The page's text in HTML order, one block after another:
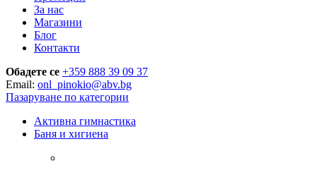
За нас
Магазини
Блог
Контакти
Обадете се +359 888 39 09 37
Email: onl_pinokio@abv.bg
Пазаруване по категории
Активна гимнастика
Баня и хигиена